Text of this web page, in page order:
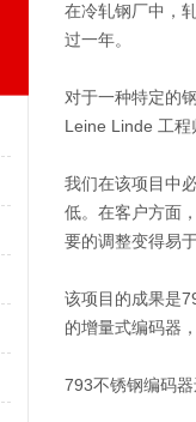
在冷轧钢厂中，
过一年。
对于一种特定的
Leine Linde 工
我们在该项目中
低。在客户方面
要的调整变得易
该项目的成果是
的增量式编码器
793不锈钢编码